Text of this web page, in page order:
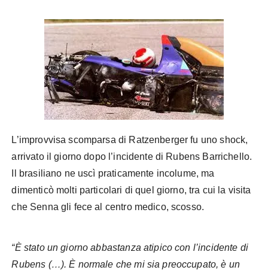
L’improvvisa scomparsa di Ratzenberger fu uno shock,
arrivato il giorno dopo l’incidente di Rubens Barrichello.
Il brasiliano ne uscì praticamente incolume, ma
dimenticò molti particolari di quel giorno, tra cui la visita
che Senna gli fece al centro medico, scosso.
“È stato un giorno abbastanza atipico con l’incidente di
Rubens (…). È normale che mi sia preoccupato, è un